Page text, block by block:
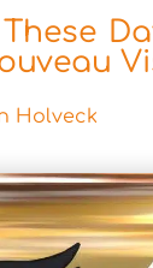
These
Holveck